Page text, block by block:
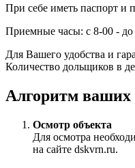
При себе иметь паспорт
Приемные часы: с 8-00 - до
Для Вашего удобства и
Количество дольщиков в
Алгоритм ваших
Осмотр объекта
Для осмотра
на сайте dskvrn.ru.